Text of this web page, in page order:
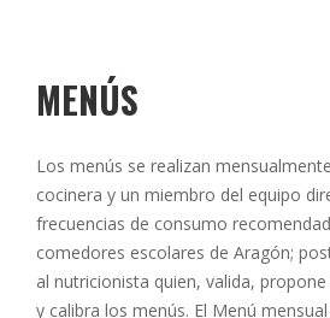
MENÚS
Los menús se realizan
cocinera y un miembro del equipo
frecuencias de consumo
comedores escolares de Aragón;
al nutricionista quien, valida,
y calibra los menús. El Menú